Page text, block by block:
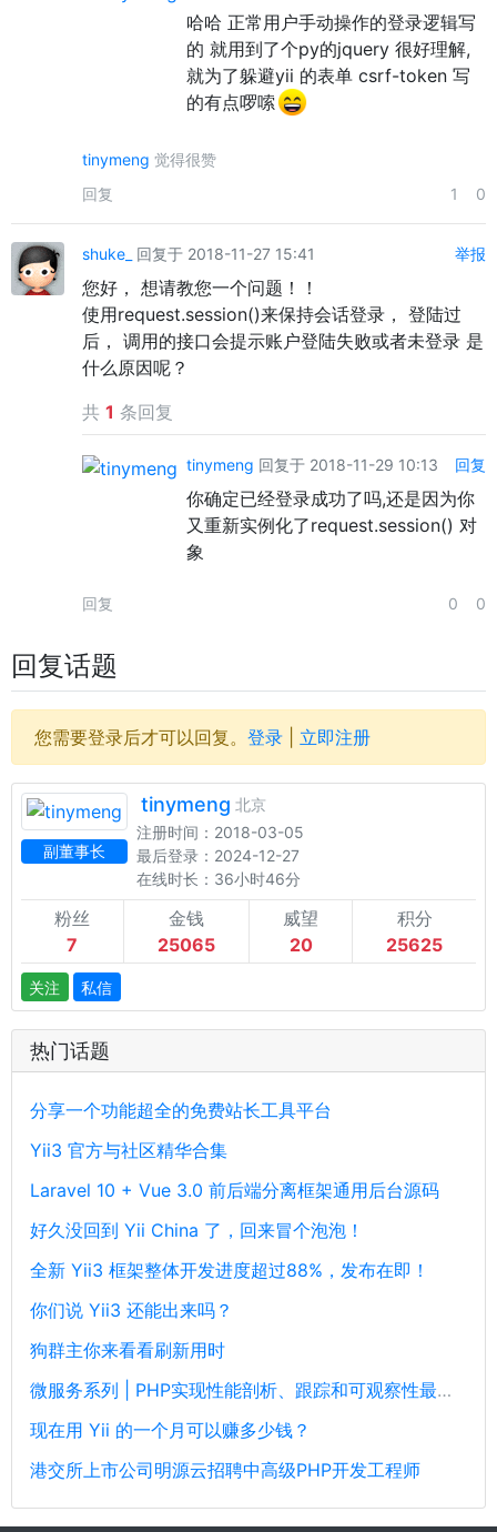
哈哈 正常用户手动操作的登录逻辑写
的 就用到了个py的jquery 很好理解,
就为了躲避yii 的表单 csrf-token 写
的有点啰嗦
tinymeng 觉得很赞
回复
1 0
shuke_ 回复于 2018-11-27 15:41 举报
您好， 想请教您一个问题！！
使用request.session()来保持会话登录， 登陆过
后， 调用的接口会提示账户登陆失败或者未登录 是
什么原因呢？
共 1 条回复
tinymeng 回复于 2018-11-29 10:13 回复
你确定已经登录成功了吗,还是因为你
又重新实例化了request.session() 对
象
回复 0 0
回复话题
您需要登录后才可以回复。 登录 立即注册
副董事长
tinymeng 北京
注册时间：2018-03-05
最后登录：2024-12-27
在线时长：36小时46分
粉丝
7
金钱
25065
威望
20
积分
25625
关注 私信
热门话题
分享一个功能超全的免费站长工具平台
Yii3 官方与社区精华合集
Laravel 10 + Vue 3.0 前后端分离框架通用后台源码
好久没回到 Yii China 了，回来冒个泡泡！
全新 Yii3 框架整体开发进度超过88%，发布在即！
你们说 Yii3 还能出来吗？
狗群主你来看看刷新用时
微服务系列 | PHP实现性能剖析、跟踪和可观察性最佳实践
现在用 Yii 的一个月可以赚多少钱？
港交所上市公司明源云招聘中高级PHP开发工程师